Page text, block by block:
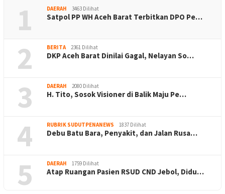
1 DAERAH 3463 Dilihat
Satpol PP WH Aceh Barat Terbitkan DPO Pe…
2 BERITA 2361 Dilihat
DKP Aceh Barat Dinilai Gagal, Nelayan So…
3 DAERAH 2080 Dilihat
H. Tito, Sosok Visioner di Balik Maju Pe…
4 RUBRIK SUDUTPENANEWS 1837 Dilihat
Debu Batu Bara, Penyakit, dan Jalan Rusa…
5 DAERAH 1759 Dilihat
Atap Ruangan Pasien RSUD CND Jebol, Didu…